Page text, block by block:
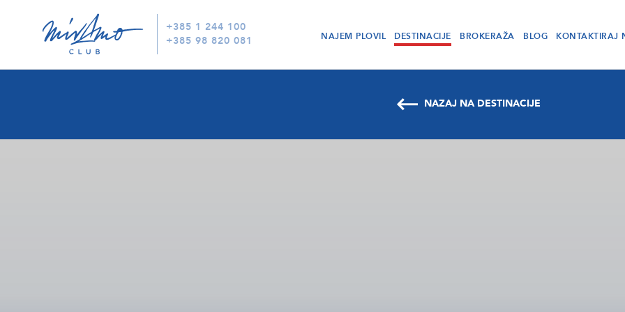
+385 1 244 100
+385 98 820 081
NAJEM PLOVIL DESTINACIJE BROKERAŽA BLOG KONTAKTIRAJ
NAZAJ NA DESTINACIJE